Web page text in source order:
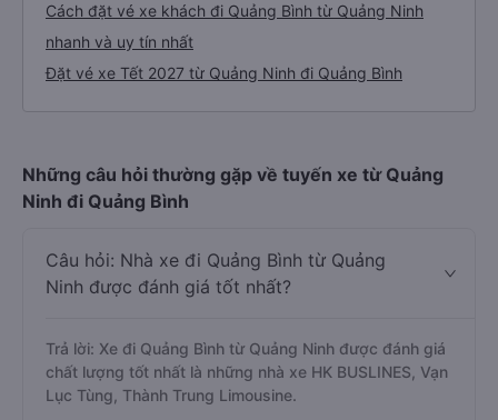
Cách đặt vé xe khách đi Quảng Bình từ Quảng Ninh
nhanh và uy tín nhất
Đặt vé xe Tết 2027 từ Quảng Ninh đi Quảng Bình
Những câu hỏi thường gặp về tuyến xe từ Quảng
Ninh đi Quảng Bình
Câu hỏi: Nhà xe đi Quảng Bình từ Quảng
Ninh được đánh giá tốt nhất?
Trả lời: Xe đi Quảng Bình từ Quảng Ninh được đánh giá
chất lượng tốt nhất là những nhà xe HK BUSLINES, Vạn
Lục Tùng, Thành Trung Limousine.